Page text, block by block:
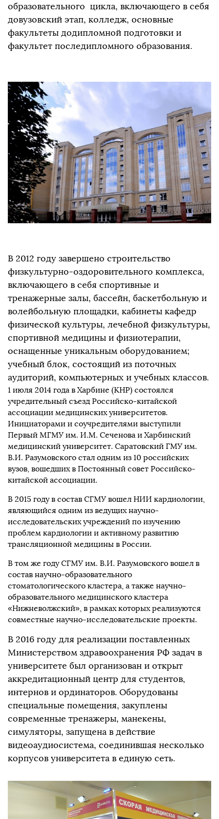
образовательного цикла, включающего в себя
довузовский этап, колледж, основные
факультеты додипломной подготовки и
факультет последипломного образования.
В 2012 году завершено строительство
физкультурно-оздоровительного комплекса,
включающего в себя спортивные и
тренажерные залы, бассейн, баскетбольную и
волейбольную площадки, кабинеты кафедр
физической культуры, лечебной физкультуры,
спортивной медицины и физиотерапии,
оснащенные уникальным оборудованием;
учебный блок, состоящий из поточных
аудиторий, компьютерных и учебных классов.
1 июля 2014 года в Харбине (КНР) состоялся
учредительный съезд Российско-китайской
ассоциации медицинских университетов.
Инициаторами и соучредителями выступили
Первый МГМУ им. И.М. Сеченова и Харбинский
медицинский университет. Саратовский ГМУ им.
В.И. Разумовского стал одним из 10 российских
вузов, вошедших в Постоянный совет Российско-
китайской ассоциации.
В 2015 году в состав СГМУ вошел НИИ кардиологии,
являющийся одним из ведущих научно-
исследовательских учреждений по изучению
проблем кардиологии и активному развитию
трансляционной медицины в России.
В том же году СГМУ им. В.И. Разумовского вошел в
состав научно-образовательного
стоматологического кластера, а также научно-
образовательного медицинского кластера
«Нижневолжский», в рамках которых реализуются
совместные научно-исследовательские проекты.
В 2016 году для реализации поставленных
Министерством здравоохранения РФ задач в
университете был организован и открыт
аккредитационный центр для студентов,
интернов и ординаторов. Оборудованы
специальные помещения, закуплены
современные тренажеры, манекены,
симуляторы, запущена в действие
видеоаудиосистема, соединившая несколько
корпусов университета в единую сеть.